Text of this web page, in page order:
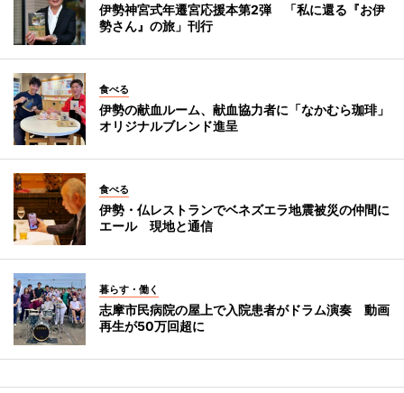
伊勢神宮式年遷宮応援本第2弾 「私に還る『お伊
勢さん』の旅」刊行
食べる
伊勢の献血ルーム、献血協力者に「なかむら珈琲」
オリジナルブレンド進呈
食べる
伊勢・仏レストランでベネズエラ地震被災の仲間に
エール 現地と通信
暮らす・働く
志摩市民病院の屋上で入院患者がドラム演奏 動画
再生が50万回超に